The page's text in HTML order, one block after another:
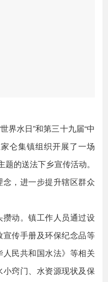
水日”和第三十九届“中
仑集镇组织开展了一场
题的送法下乡宣传活动。
，进一步提升辖区群众
动。镇工作人员通过设
传手册及环保纪念品等
民共和国水法》等相关
窍门、水资源现状及保